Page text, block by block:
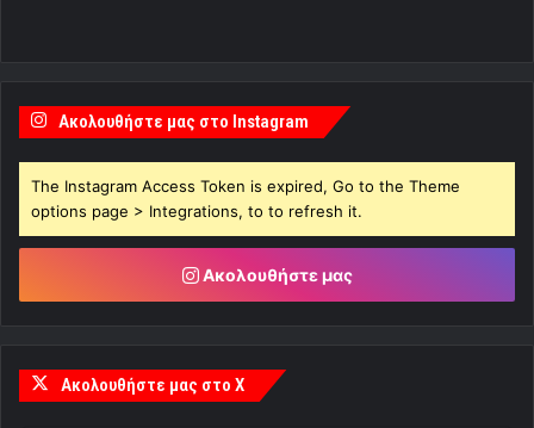
Ακολουθήστε μας στο Instagram
The Instagram Access Token is expired, Go to the Theme
options page > Integrations, to to refresh it.
Ακολουθήστε μας
Ακολουθήστε μας στο X